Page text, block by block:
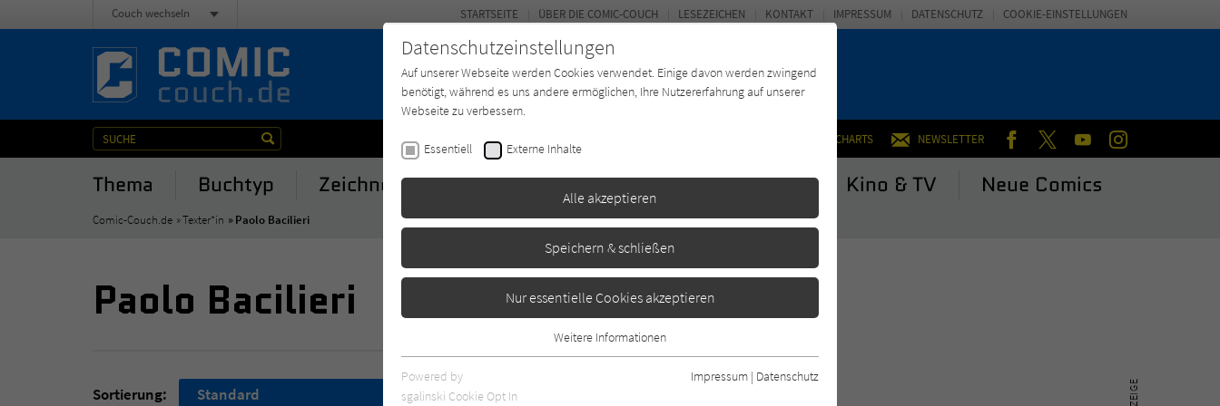
CHARTS NEWSLETTER FACEBOOKTWITTERYOUTUBEINSTAGRAM
Thema Buchtyp Zeichner*in Texter*in Verlage Magazin Kino & TV Neue Comics
STARTSEITE ÜBER DIE COMIC-COUCH LESEZEICHEN KONTAKT IMPRESSUM DATENSCHUTZ COOKIE-EINSTELLUNGEN
Couch wechseln
Comic-Couch.de Texter*in Paolo Bacilieri
Paolo Bacilieri
Sortierung:
Standard
Datenschutzeinstellungen
Auf unserer Webseite werden Cookies verwendet. Einige davon werden zwingend
benötigt, während es uns andere ermöglichen, Ihre Nutzererfahrung auf unserer
Webseite zu verbessern.
Essentiell Externe Inhalte
Alle akzeptieren
Speichern & schließen
Nur essentielle Cookies akzeptieren
Essentielle Cookies werden für grundlegende Funktionen der Webseite
benötigt. Dadurch ist gewährleistet, dass die Webseite einwandfrei
Weitere Informationen
Powered by
sgalinski Cookie Opt In
Impressum | Datenschutz